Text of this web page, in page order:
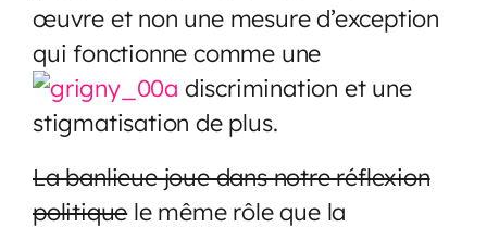
œuvre et non une mesure d’exception
qui fonctionne comme une
discrimination et une
stigmatisation de plus.
La banlieue joue dans notre réflexion
politiquele même rôle que la